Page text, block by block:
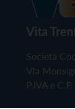
Vita
Società
Via
P.IVA e